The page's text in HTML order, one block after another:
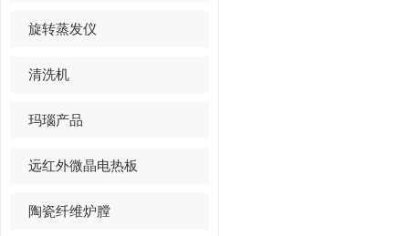
旋转蒸发仪
清洗机
玛瑙产品
远红外微晶电热板
陶瓷纤维炉膛